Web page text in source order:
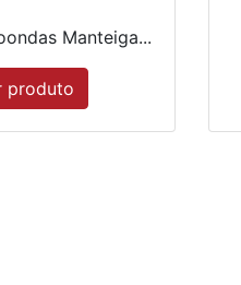
Manteiga...
produto